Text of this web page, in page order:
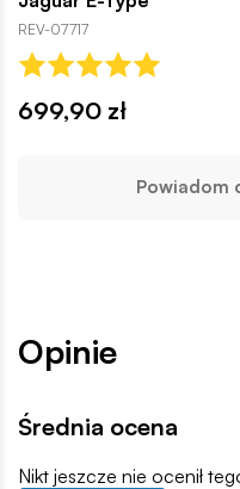
REV-07717
699,90 zł
Powiadom
Opinie
Średnia ocena
Nikt jeszcze nie ocenił